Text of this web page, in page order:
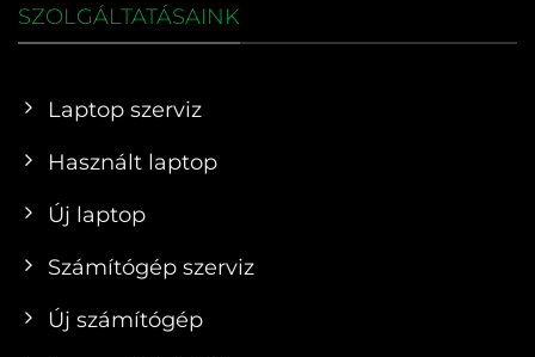
SZOLGÁLTATÁSAINK
Laptop szerviz
Használt laptop
Új laptop
Számítógép szerviz
Új számítógép